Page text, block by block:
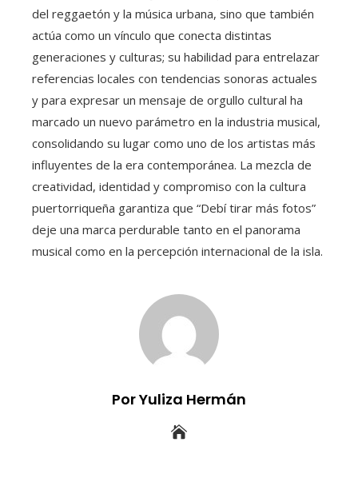
del reggaetón y la música urbana, sino que también
actúa como un vínculo que conecta distintas
generaciones y culturas; su habilidad para entrelazar
referencias locales con tendencias sonoras actuales
y para expresar un mensaje de orgullo cultural ha
marcado un nuevo parámetro en la industria musical,
consolidando su lugar como uno de los artistas más
influyentes de la era contemporánea. La mezcla de
creatividad, identidad y compromiso con la cultura
puertorriqueña garantiza que “Debí tirar más fotos”
deje una marca perdurable tanto en el panorama
musical como en la percepción internacional de la isla.
Por Yuliza Hermán